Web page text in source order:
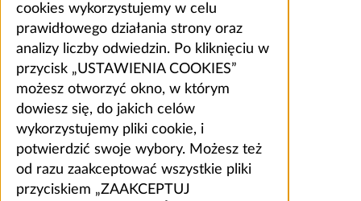
cookies wykorzystujemy w celu
prawidłowego działania strony oraz
analizy liczby odwiedzin. Po kliknięciu w
przycisk „USTAWIENIA COOKIES”
możesz otworzyć okno, w którym
dowiesz się, do jakich celów
wykorzystujemy pliki cookie, i
potwierdzić swoje wybory. Możesz też
od razu zaakceptować wszystkie pliki
przyciskiem „ZAAKCEPTUJ